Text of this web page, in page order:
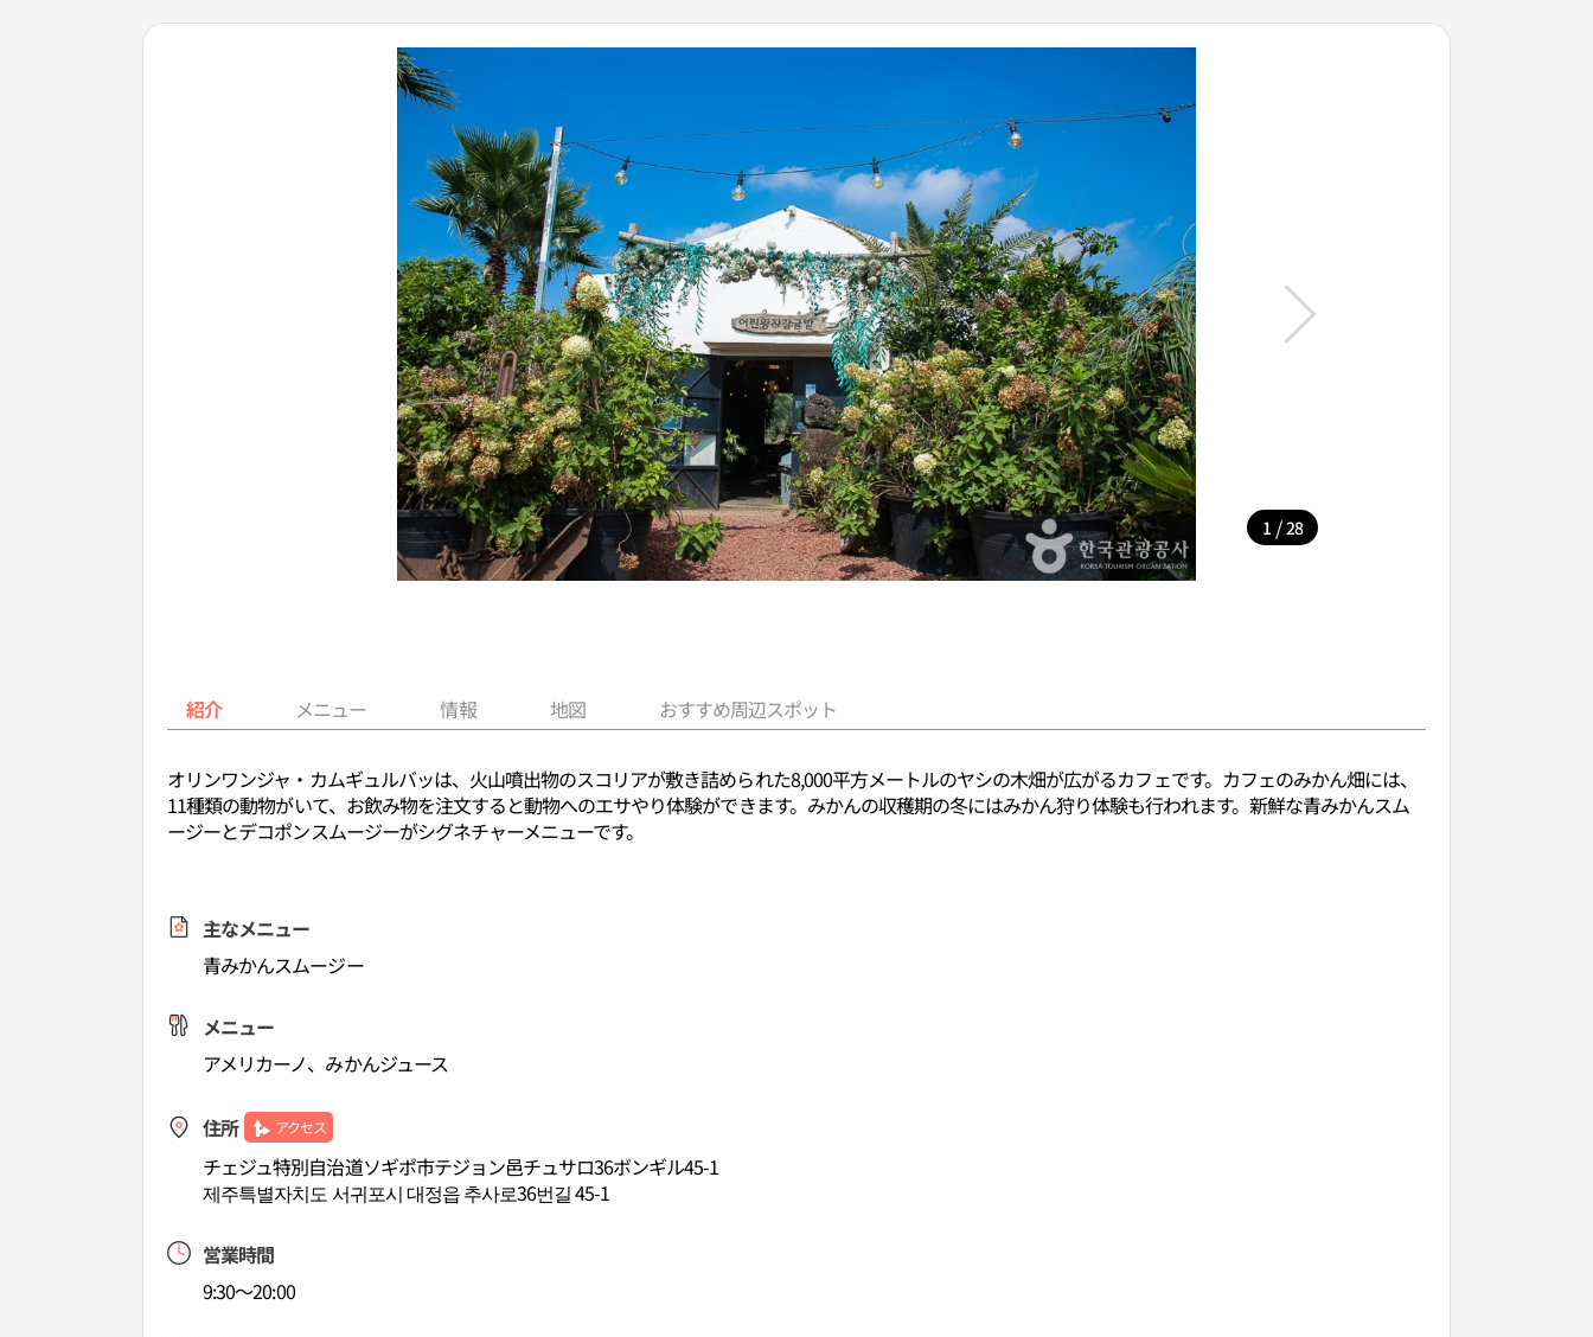
1 / 28
紹介 メニュー 情報 地図 おすすめ周辺スポット
オリンワンジャ・カムギュルバッは、火山噴出物のスコリアが敷き詰められた8,000平方メートルのヤシの木畑が広がるカフェです。カフェのみかん畑には、
11種類の動物がいて、お飲み物を注文すると動物へのエサやり体験ができます。みかんの収穫期の冬にはみかん狩り体験も行われます。新鮮な青みかんスム
ージーとデコポンスムージーがシグネチャーメニューです。
主なメニュー
青みかんスムージー
メニュー
アメリカーノ、みかんジュース
住所 アクセス
チェジュ特別自治道ソギポ市テジョン邑チュサロ36ボンギル45-1
제주특별자치도 서귀포시 대정읍 추사로36번길 45-1
営業時間
9:30～20:00